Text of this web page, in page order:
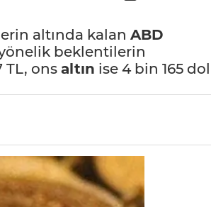
altında kalan ABD
beklentilerin
TL, ons altın ise 4 bin 165